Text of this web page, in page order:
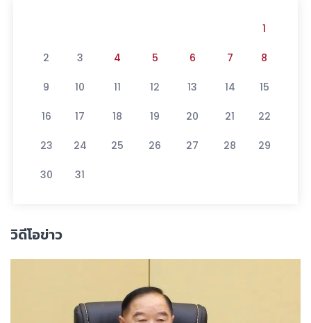
1
2 3 4 5 6 7 8
9 10 11 12 13 14 15
16 17 18 19 20 21 22
23 24 25 26 27 28 29
30 31
วิดีโอข่าว